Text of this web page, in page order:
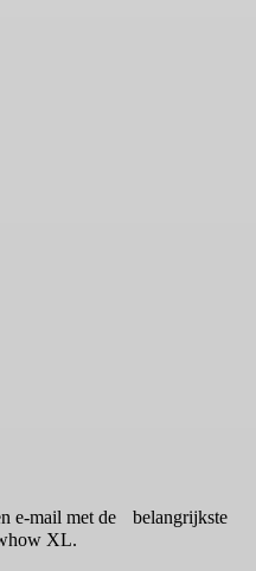
e-mail met de belangrijkste
XL.